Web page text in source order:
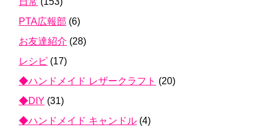
PTA広報部 (6)
お友達紹介 (28)
レシピ (17)
◆ハンドメイド レザークラフト (20)
◆DIY (31)
◆ハンドメイド キャンドル (4)